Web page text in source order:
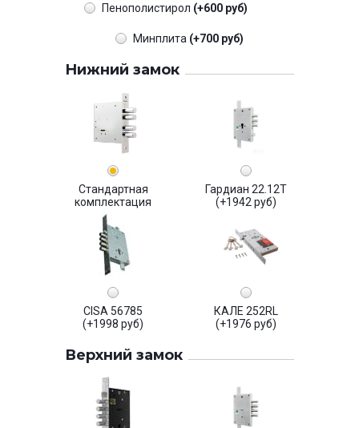
Пенополистирол (+600 руб)
Минплита (+700 руб)
Нижний замок
Стандартная
комплектация
Гардиан 22.12Т
(+1942 руб)
CISA 56785
(+1998 руб)
КАЛЕ 252RL
(+1976 руб)
Верхний замок